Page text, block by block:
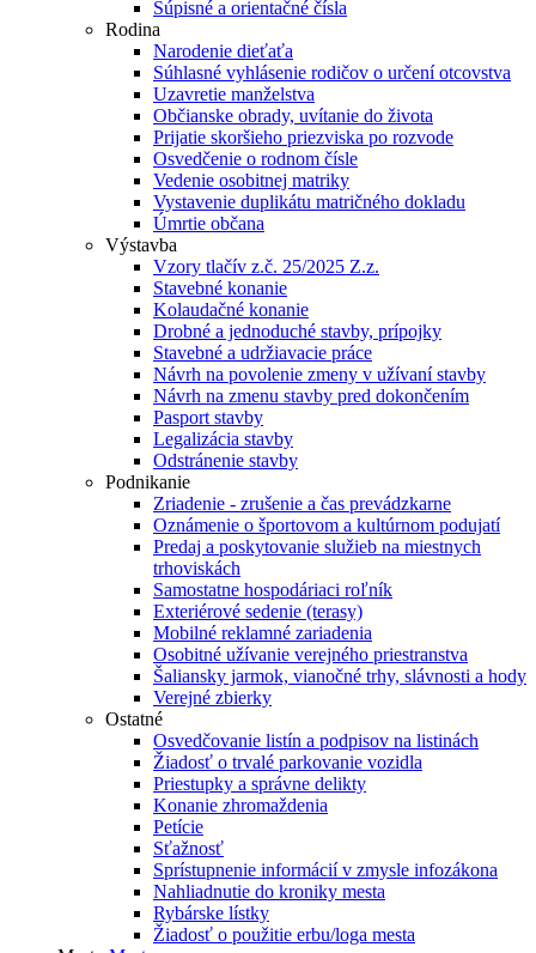
Súpisné a orientačné čísla
Rodina
Narodenie dieťaťa
Súhlasné vyhlásenie rodičov o určení otcovstva
Uzavretie manželstva
Občianske obrady, uvítanie do života
Prijatie skoršieho priezviska po rozvode
Osvedčenie o rodnom čísle
Vedenie osobitnej matriky
Vystavenie duplikátu matričného dokladu
Úmrtie občana
Výstavba
Vzory tlačív z.č. 25/2025 Z.z.
Stavebné konanie
Kolaudačné konanie
Drobné a jednoduché stavby, prípojky
Stavebné a udržiavacie práce
Návrh na povolenie zmeny v užívaní stavby
Návrh na zmenu stavby pred dokončením
Pasport stavby
Legalizácia stavby
Odstránenie stavby
Podnikanie
Zriadenie - zrušenie a čas prevádzkarne
Oznámenie o športovom a kultúrnom podujatí
Predaj a poskytovanie služieb na miestnych
trhoviskách
Samostatne hospodáriaci roľník
Exteriérové sedenie (terasy)
Mobilné reklamné zariadenia
Osobitné užívanie verejného priestranstva
Šaliansky jarmok, vianočné trhy, slávnosti a hody
Verejné zbierky
Ostatné
Osvedčovanie listín a podpisov na listinách
Žiadosť o trvalé parkovanie vozidla
Priestupky a správne delikty
Konanie zhromaždenia
Petície
Sťažnosť
Sprístupnenie informácií v zmysle infozákona
Nahliadnutie do kroniky mesta
Rybárske lístky
Žiadosť o použitie erbu/loga mesta